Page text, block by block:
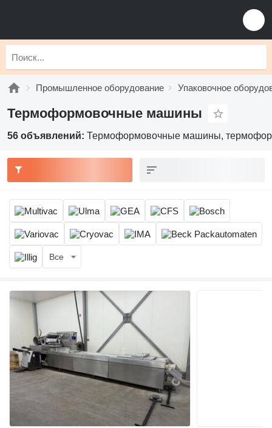
Промышленное оборудование Упаковочное
Термоформовочные машины
56 объявлений: Термоформовочные машины,
Все